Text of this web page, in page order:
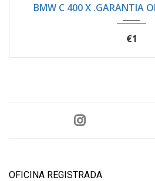
BMW C 400 X .GARANTIA
€1
OFICINA REGISTRADA